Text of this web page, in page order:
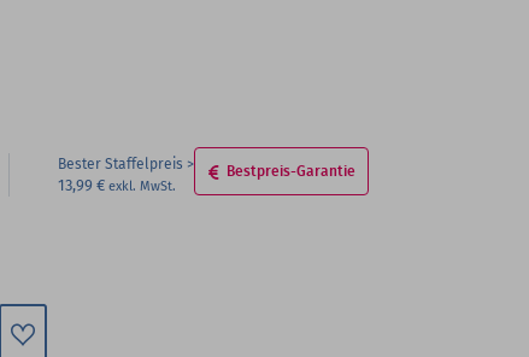
Bester Staffelpreis
13,99 €
Bestpreis-Garantie